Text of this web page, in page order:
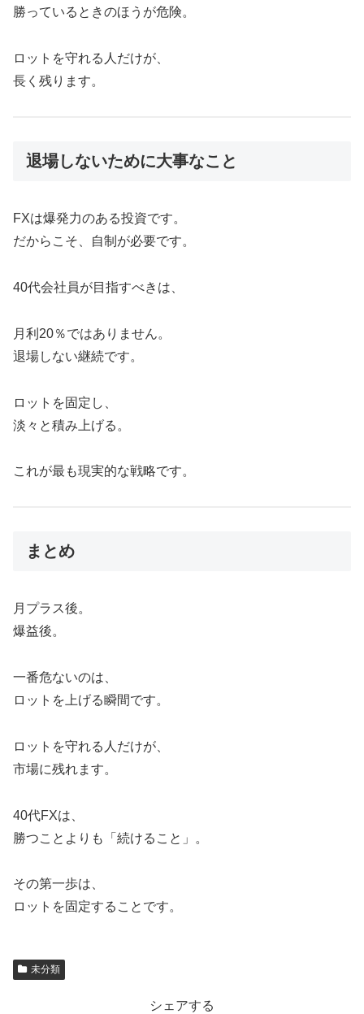
勝っているときのほうが危険。
ロットを守れる人だけが、
長く残ります。
退場しないために大事なこと
FXは爆発力のある投資です。
だからこそ、自制が必要です。
40代会社員が目指すべきは、
月利20％ではありません。
退場しない継続です。
ロットを固定し、
淡々と積み上げる。
これが最も現実的な戦略です。
まとめ
月プラス後。
爆益後。
一番危ないのは、
ロットを上げる瞬間です。
ロットを守れる人だけが、
市場に残れます。
40代FXは、
勝つことよりも「続けること」。
その第一歩は、
ロットを固定することです。
未分類
シェアする